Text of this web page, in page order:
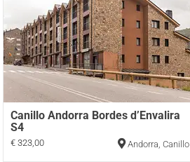
Canillo Andorra Bordes d’Envalira
S4
€ 323,00 Andorra, Canillo